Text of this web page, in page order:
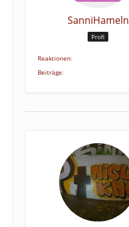
SanniHameln
Profi
Reaktionen
Beiträge